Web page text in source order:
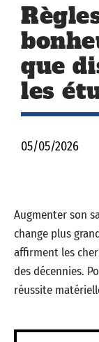
que
les
05/05/2026
Augmenter son
change plus
affirment les
des décennies.
réussite